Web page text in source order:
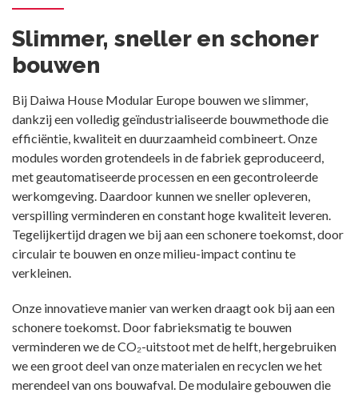
Slimmer, sneller en schoner
bouwen
Bij Daiwa House Modular Europe bouwen we slimmer,
dankzij een volledig geïndustrialiseerde bouwmethode die
efficiëntie, kwaliteit en duurzaamheid combineert. Onze
modules worden grotendeels in de fabriek geproduceerd,
met geautomatiseerde processen en een gecontroleerde
werkomgeving. Daardoor kunnen we sneller opleveren,
verspilling verminderen en constant hoge kwaliteit leveren.
Tegelijkertijd dragen we bij aan een schonere toekomst, door
circulair te bouwen en onze milieu-impact continu te
verkleinen.
Onze innovatieve manier van werken draagt ook bij aan een
schonere toekomst. Door fabrieksmatig te bouwen
verminderen we de CO₂-uitstoot met de helft, hergebruiken
we een groot deel van onze materialen en recyclen we het
merendeel van ons bouwafval. De modulaire gebouwen die